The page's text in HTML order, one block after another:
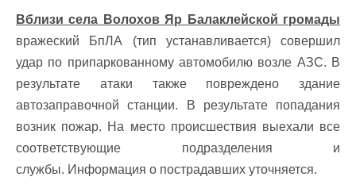
Вблизи села Волохов Яр Балаклейской громады
вражеский БпЛА (тип устанавливается) совершил
удар по припаркованному автомобилю возле АЗС. В
результате атаки также повреждено здание
автозаправочной станции. В результате попадания
возник пожар. На место происшествия выехали все
соответствующие подразделения и
службы. Информация о пострадавших уточняется.